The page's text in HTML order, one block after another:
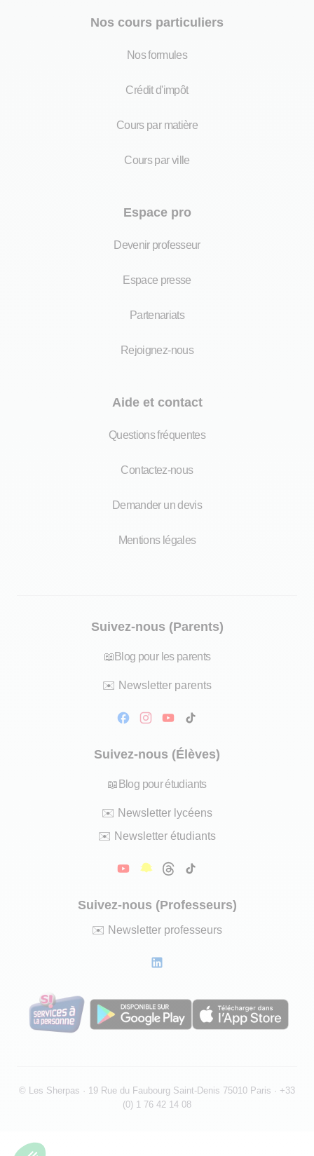
Nos cours particuliers
Nos formules
Crédit d'impôt
Cours par matière
Cours par ville
Espace pro
Devenir professeur
Espace presse
Partenariats
Rejoignez-nous
Aide et contact
Questions fréquentes
Contactez-nous
Demander un devis
Mentions légales
Suivez-nous (Parents)
📖 Blog pour les parents
✉️ Newsletter parents
Suivez-nous (Élèves)
📖 Blog pour étudiants
✉️ Newsletter lycéens
✉️ Newsletter étudiants
Suivez-nous (Professeurs)
✉️ Newsletter professeurs
© Les Sherpas · 19 Rue du Faubourg Saint-Denis 75010 Paris · +33
(0) 1 76 42 14 08